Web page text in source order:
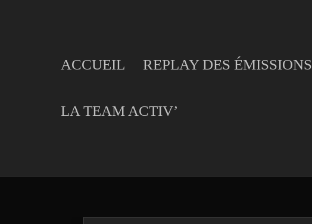
ACCUEIL REPLAY DES ÉMISSIONS
LA TEAM ACTIV’